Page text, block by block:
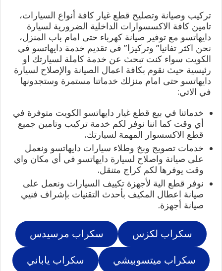
تركيب وصيانة وتصليح قطع غيار كافة أنواع السيارات،
تامين كافة الاكسسوارات الداخلية الضرورية لسيارة
دايهاتسو مع توفير صيانة كهرباء حتى امام باب المنزل،
نحن اكثر تفانيا” وتركيزا” في تقديم خدمة دايهاتسو في
الكويت سواء كنت تبحث عن خدمة كاملة لسيارتك او
رئيسية حيث نقوم بكافة اعمال الصيانة والإصلاح لسيارة
دايهاتسو حتى امام منزلك خدماتنا مستمرة وستجدونها
في الاتي:
خدماتنا في بيع قطع غيار دايهاتسو الكويت متوفرة في
أي وقت كما اننا نوفر لكم خدمة تركيب وتامين جميع
قطع الاكسسوار المهمة لسيارتك.
خدمات تصويج وبخ وطلاء سيارات دايهاتسو ونعمل
على صيانة واصلاح لسيارة دايهاتسو في أي مكان واي
وقت يوفرها لكم كراج متنقل.
نوفر قطع الية لأجهزة تكييف السيارات ونعمل على
صيانة اعطال المكيف بأحدث التقنيات بإشراف فنيي
صيانة أجهزة.
سكراب لكزس سكراب مرسيدس
سكراب ميتسوبيشي سكراب ياباني